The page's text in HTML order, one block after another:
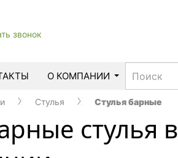
звонок
О КОМПАНИИ
Стулья Стулья барные
стулья в